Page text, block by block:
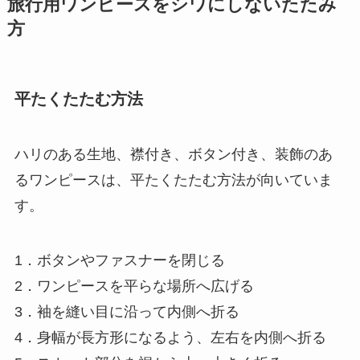
旅行用ワンピースをシワにしないたたみ
方
平たくたたむ方法
ハリのある生地、襟付き、ボタン付き、装飾のあ
るワンピースは、平たくたたむ方法が向いていま
す。
1．ボタンやファスナーを閉じる
2．ワンピースを平らな場所へ広げる
3．袖を縫い目に沿って内側へ折る
4．身幅が長方形になるよう、左右を内側へ折る